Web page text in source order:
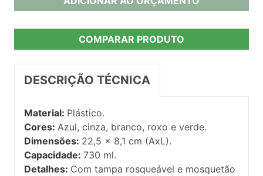
COMPARAR PRODUTO
DESCRIÇÃO TÉCNICA
Material: Plástico.
Cores: Azul, cinza, branco, roxo e verde.
Dimensões: 22,5 × 8,1 cm (AxL).
Capacidade: 730 ml.
Detalhes: Com tampa rosqueável e mosquetão